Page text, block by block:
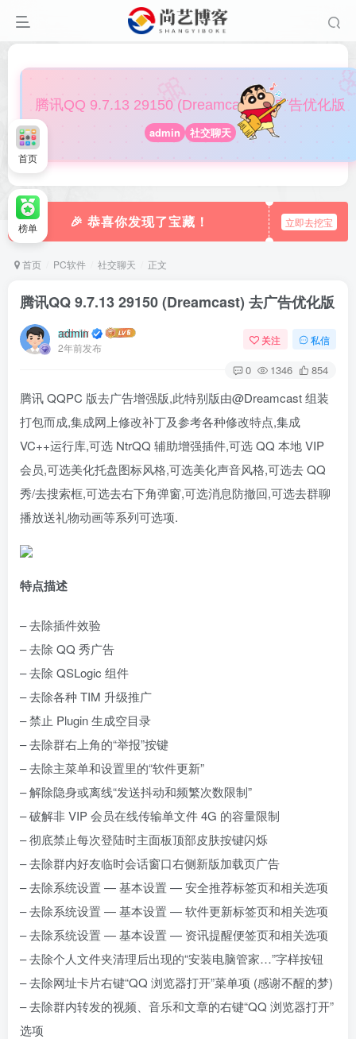
🎀
腾讯QQ 9.7.13 29150 (Dreamcast) 去广告优化版
admin 社交聊天
🎉 恭喜你发现了宝藏！ 立即去挖宝
首页 PC软件 社交聊天 正文
腾讯QQ 9.7.13 29150 (Dreamcast) 去广告优化版
admin
2年前发布
关注 私信
0 1346 854
腾讯 QQPC 版去广告增强版,此特别版由@Dreamcast 组装
打包而成,集成网上修改补丁及参考各种修改特点,集成
VC++运行库,可选 NtrQQ 辅助增强插件,可选 QQ 本地 VIP
会员,可选美化托盘图标风格,可选美化声音风格,可选去 QQ
秀/去搜索框,可选去右下角弹窗,可选消息防撤回,可选去群聊
播放送礼物动画等系列可选项.
特点描述
– 去除插件效验
– 去除 QQ 秀广告
– 去除 QSLogic 组件
– 去除各种 TIM 升级推广
– 禁止 Plugin 生成空目录
– 去除群右上角的“举报”按键
– 去除主菜单和设置里的“软件更新”
– 解除隐身或离线“发送抖动和频繁次数限制”
– 破解非 VIP 会员在线传输单文件 4G 的容量限制
– 彻底禁止每次登陆时主面板顶部皮肤按键闪烁
– 去除群内好友临时会话窗口右侧新版加载页广告
– 去除系统设置 — 基本设置 — 安全推荐标签页和相关选项
– 去除系统设置 — 基本设置 — 软件更新标签页和相关选项
– 去除系统设置 — 基本设置 — 资讯提醒便签页和相关选项
– 去除个人文件夹清理后出现的“安装电脑管家…”字样按钮
– 去除网址卡片右键“QQ 浏览器打开”菜单项 (感谢不醒的梦)
– 去除群内转发的视频、音乐和文章的右键“QQ 浏览器打开”
选项
首页
榜单